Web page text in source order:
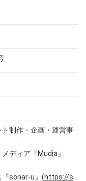
制作・企画・運営事
ディア『Mudia』
『sonar-u』(https://s